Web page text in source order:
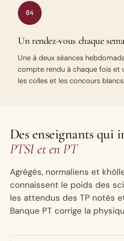
04
Un rendez-vous chaque
Une à deux séances
compte rendu à chaque fois et
les colles et les concours
Des enseignants qui
PTSI et en PT
Agrégés, normaliens et
connaissent le poids des
les attendus des TP notés
Banque PT corrige la